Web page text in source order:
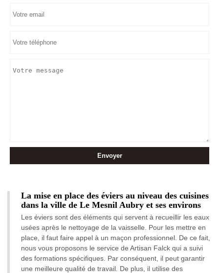
La mise en place des éviers au niveau des cuisines
dans la ville de Le Mesnil Aubry et ses environs
Les éviers sont des éléments qui servent à recueillir les eaux
usées après le nettoyage de la vaisselle. Pour les mettre en
place, il faut faire appel à un maçon professionnel. De ce fait,
nous vous proposons le service de Artisan Falck qui a suivi
des formations spécifiques. Par conséquent, il peut garantir
une meilleure qualité de travail. De plus, il utilise des